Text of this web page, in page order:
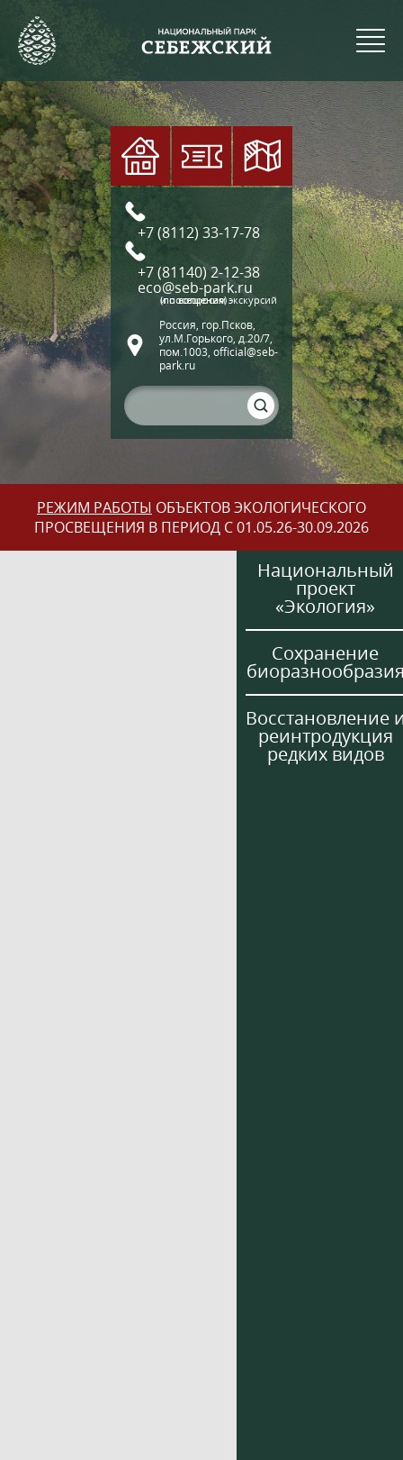
+7 (8112) 33-17-78
+7 (81140) 2-12-38
eco@seb-park.ru
(по вопросам экскурсий и посещения)
Россия, гор.Псков,
ул.М.Горького, д.20/7,
пом.1003, official@seb-
park.ru
РЕЖИМ РАБОТЫ ОБЪЕКТОВ ЭКОЛОГИЧЕСКОГО
ПРОСВЕЩЕНИЯ В ПЕРИОД С 01.05.26-30.09.2026
Национальный
проект
«Экология»
Сохранение
Восстановление
реинтродукция
редких видов